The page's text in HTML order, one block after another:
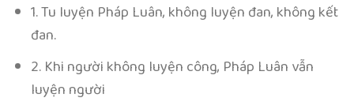
1. Tu luyện Pháp Luân, không luyện đan, không kết
đan.
2. Khi người không luyện công, Pháp Luân vẫn
luyện người